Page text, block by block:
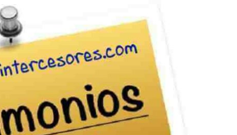
me mostró el Cielo